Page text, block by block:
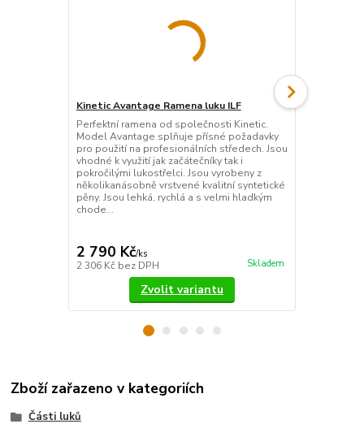
Kinetic Avantage Ramena luku ILF
Perfektní ramena od společnosti Kinetic.
Model Avantage splňuje přísné požadavky
pro použití na profesionálních středech. Jsou
vhodné k využití jak začátečníky tak i
pokročilými lukostřelci. Jsou vyrobeny z
několikanásobně vrstvené kvalitní syntetické
pěny. Jsou lehká, rychlá a s velmi hladkým
chode...
2 790 Kč/ks
2 306 Kč bez DPH Skladem
Zvolit variantu
WNS
Zboží zařazeno v kategoriích
Části luků